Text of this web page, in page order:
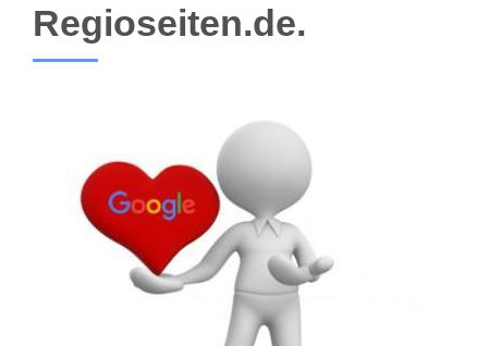
Regioseiten.de.